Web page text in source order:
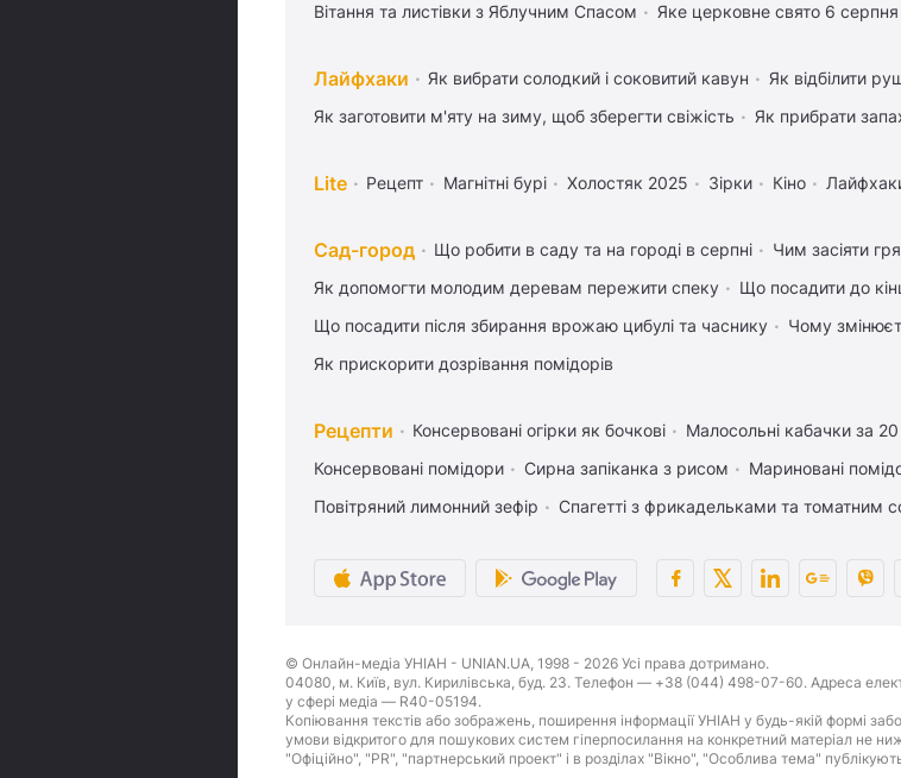
Вітання та листівки з Яблучним Спасом
Яке церковне свято 6 серпня
Лайфхаки Як вибрати солодкий і соковитий кавун Як відбілити
Як заготовити м'яту на зиму, щоб зберегти свіжість
Як прибрати
Lite Рецепт Магнітні бурі Холостяк 2025 Зірки Кіно
Сад-город Що робити в саду та на городі в серпні Чим засіяти
Як допомогти молодим деревам пережити спеку
Що посадити до
Що посадити після збирання врожаю цибулі та часнику
Чому
Як прискорити дозрівання помідорів
Рецепти Консервовані огірки як бочкові Малосольні кабачки за
Консервовані помідори
Сирна запіканка з рисом Мариновані
Повітряний лимонний зефір
Спагетті з фрикадельками та томатним
© Онлайн-медіа УНІАН - UNIAN.UA, 1998 - 2026 Усі права дотримано.
04080, м. Київ, вул. Кирилівська, буд. 23. Телефон — +38 (044) 498-07-60. Адреса
у сфері медіа — R40-05194.
Копіювання текстів або зображень, поширення інформації УНІАН у будь-якій формі
умови відкритого для пошукових систем гіперпосилання на конкретний матеріал не
"Офіційно", "PR", "партнерський проект" і в розділах "Вікно", "Особлива тема"